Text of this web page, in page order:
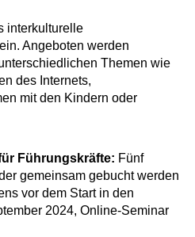
interkulturelle
Angeboten werden
Themen wie
des Internets,
mit den Kindern oder
Führungskräfte: Fünf
gemeinsam gebucht werden
vor dem Start in den
2024, Online-Seminar